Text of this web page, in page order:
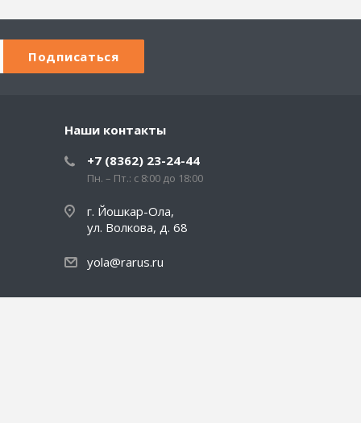
Наши контакты
+7 (8362) 23-24-44
Пн. – Пт.: с 8:00 до 18:00
г. Йошкар-Ола,
ул. Волкова, д. 68
yola@rarus.ru